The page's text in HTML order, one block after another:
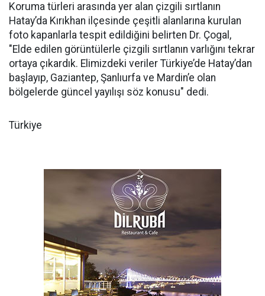
Koruma türleri arasında yer alan çizgili sırtlanın
Hatay’da Kırıkhan ilçesinde çeşitli alanlarına kurulan
foto kapanlarla tespit edildiğini belirten Dr. Çogal,
"Elde edilen görüntülerle çizgili sırtlanın varlığını tekrar
ortaya çıkardık. Elimizdeki veriler Türkiye’de Hatay’dan
başlayıp, Gaziantep, Şanlıurfa ve Mardin’e olan
bölgelerde güncel yayılışı söz konusu" dedi.
Türkiye